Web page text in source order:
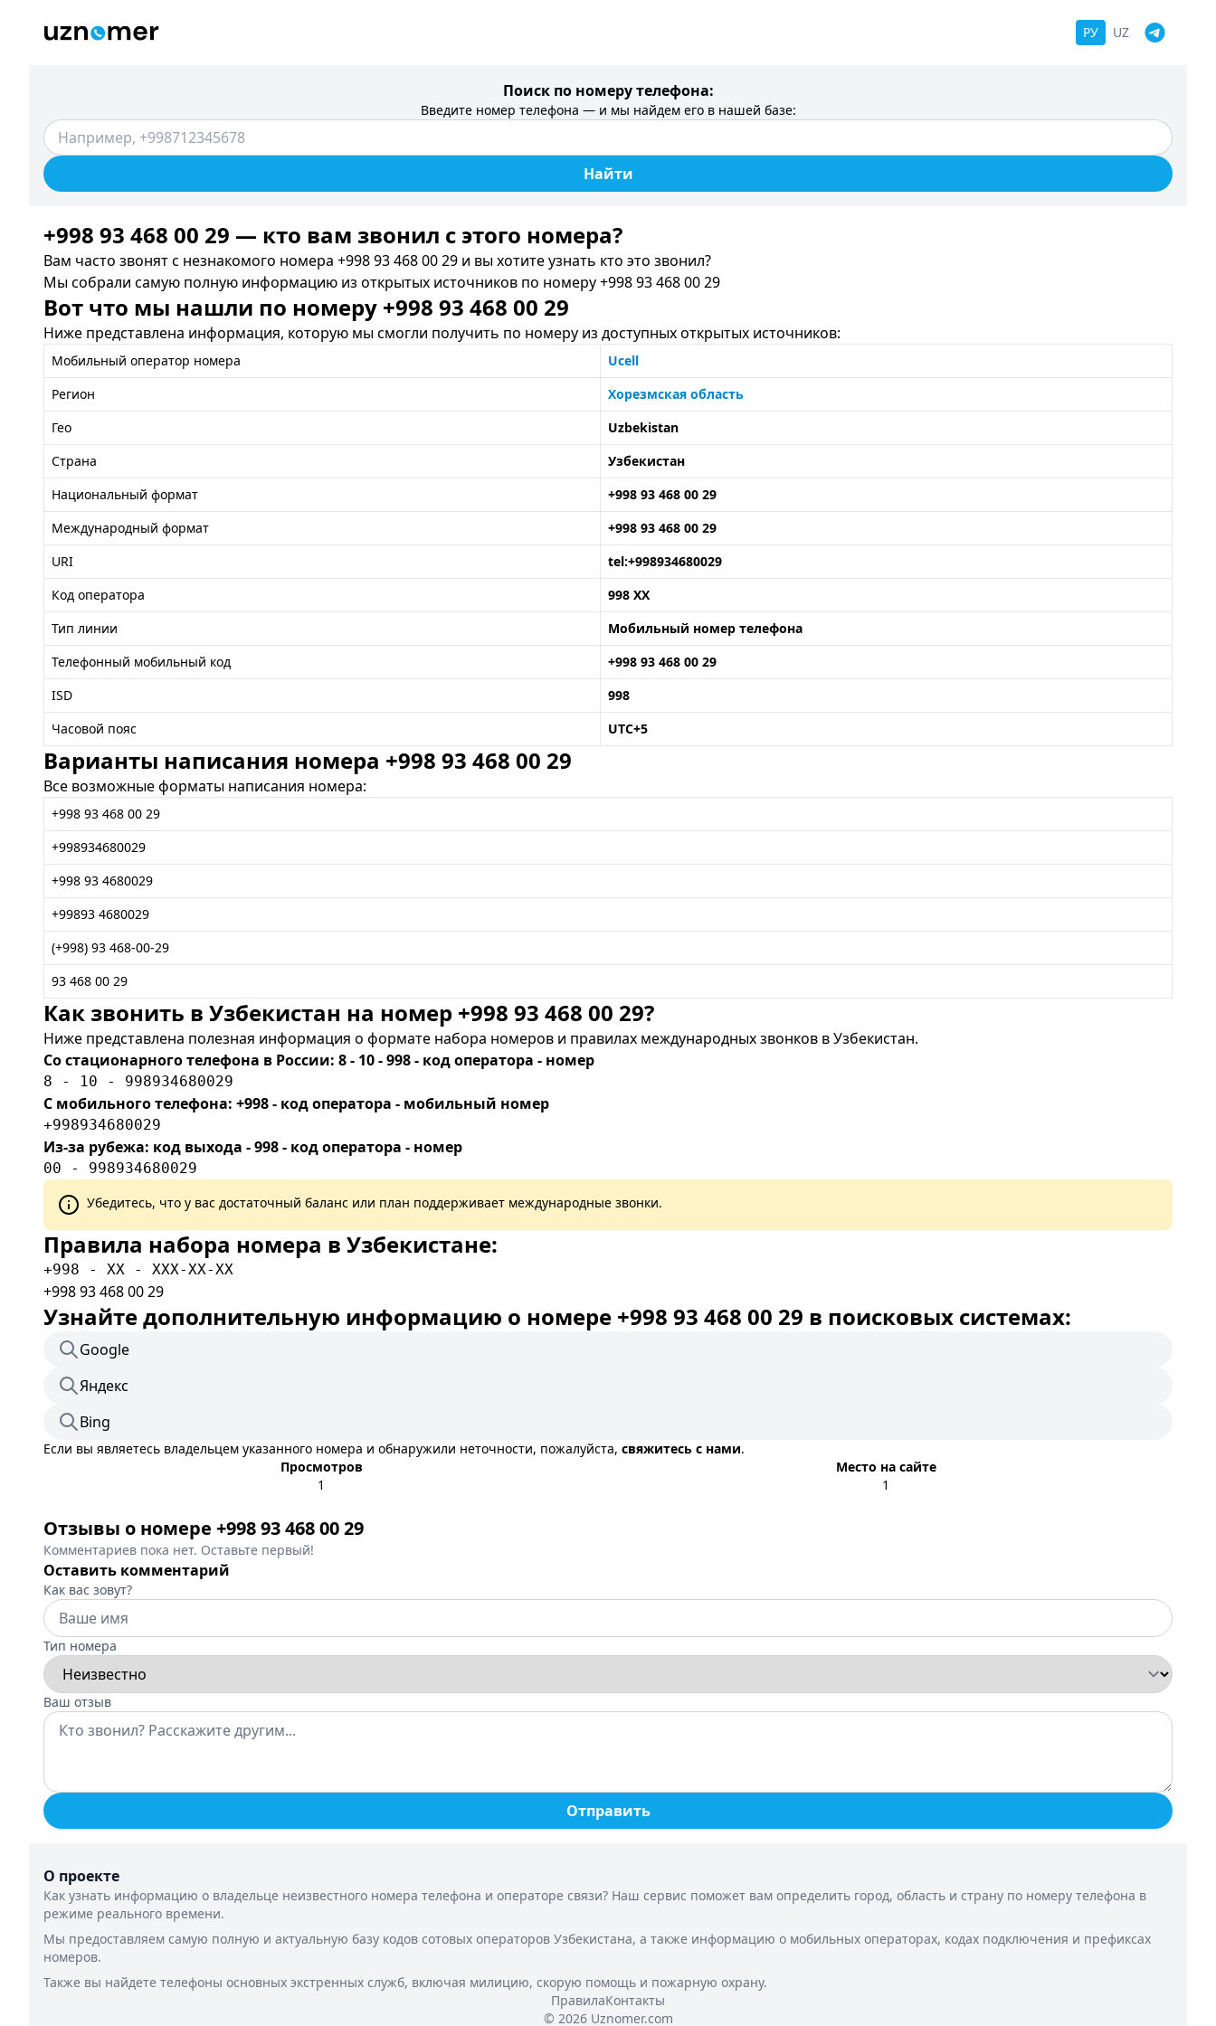
РУ UZ
Поиск по номеру телефона:
Введите номер телефона — и мы найдем его в нашей базе:
Найти
+998 93 468 00 29 — кто вам звонил c этого номера?
Вам часто звонят с незнакомого номера +998 93 468 00 29 и вы хотите узнать кто это звонил?
Мы собрали самую полную информацию из открытых источников по номеру +998 93 468 00 29
Вот что мы нашли по номеру +998 93 468 00 29
Ниже представлена информация, которую мы смогли получить по номеру из доступных открытых источников:
Мобильный оператор номера
Ucell
Регион
Хорезмская область
Гео
Uzbekistan
Страна
Узбекистан
Национальный формат
+998 93 468 00 29
Международный формат
+998 93 468 00 29
URI
tel:+998934680029
Код оператора
998 XX
Тип линии
Мобильный номер телефона
Телефонный мобильный код
+998 93 468 00 29
ISD
998
Часовой пояс
UTC+5
Варианты написания номера +998 93 468 00 29
Все возможные форматы написания номера:
+998 93 468 00 29
+998934680029
+998 93 4680029
+99893 4680029
(+998) 93 468-00-29
93 468 00 29
Как звонить в Узбекистан на номер +998 93 468 00 29?
Ниже представлена полезная информация о формате набора номеров и правилах международных звонков в Узбекистан.
Со стационарного телефона в России: 8 - 10 - 998 - код оператора - номер
8 - 10 - 998934680029
С мобильного телефона: +998 - код оператора - мобильный номер
+998934680029
Из-за рубежа: код выхода - 998 - код оператора - номер
00 - 998934680029
Убедитесь, что у вас достаточный баланс или план поддерживает международные звонки.
Правила набора номера в Узбекистане:
+998 - XX - XXX-XX-XX
+998 93 468 00 29
Узнайте дополнительную информацию о номере +998 93 468 00 29 в поисковых системах:
Google
Яндекс
Bing
Если вы являетесь владельцем указанного номера и обнаружили неточности, пожалуйста, свяжитесь с нами.
Просмотров
1
Место на сайте
1
Отзывы о номере +998 93 468 00 29
Комментариев пока нет. Оставьте первый!
Оставить комментарий
Как вас зовут?
Тип номера
Ваш отзыв
Отправить
О проекте
Как узнать информацию о владельце неизвестного номера телефона и операторе связи? Наш сервис поможет вам определить город, область и страну по номеру телефона в
режиме реального времени.
Мы предоставляем самую полную и актуальную базу кодов сотовых операторов Узбекистана, а также информацию о мобильных операторах, кодах подключения и префиксах
номеров.
Также вы найдете телефоны основных экстренных служб, включая милицию, скорую помощь и пожарную охрану.
ПравилаКонтакты
© 2026 Uznomer.com